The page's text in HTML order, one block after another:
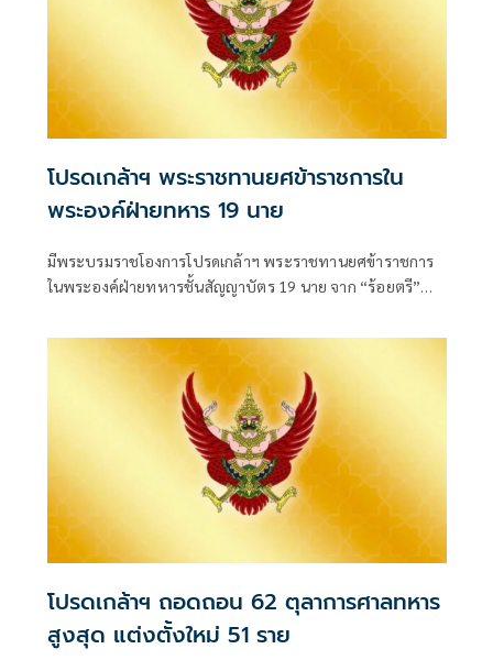
โปรดเกล้าฯ พระราชทานยศข้าราชการใน
พระองค์ฝ่ายทหาร 19 นาย
มีพระบรมราชโองการโปรดเกล้าฯ พระราชทานยศข้าราชการ
ในพระองค์ฝ่ายทหารชั้นสัญญาบัตร 19 นาย จาก “ร้อยตรี”
โปรดเกล้าฯ ถอดถอน 62 ตุลาการศาลทหาร
สูงสุด แต่งตั้งใหม่ 51 ราย